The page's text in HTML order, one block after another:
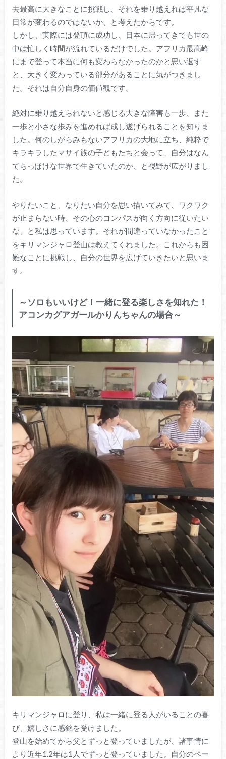
去最高に大きなことに挑戦し、それを乗り越えれば平凡な
日常が変わるのではないか、と考えたからです。
しかし、実際には登頂に成功し、日本に帰ってきても世の
中は忙しく時間が流れているだけでした。アフリカ最高峰
にまで登って本当に何も変わらなかったのかと思い返す
と、大きく変わっている部分があることに気がつきまし
た。それは自分自身の価値観です。
絶対に乗り越えられないと感じる大きな障害も一歩、また
一歩と小さな歩みを進めれば成し遂げられることを知りま
した。何のしがらみもないアフリカの大地に立ち、純粋で
キラキラしたマサイ族の子どもたちと会って、自分はなん
てちっぽけな世界で生きていたのか、と視野が広がりまし
た。
やりたいこと、なりたい自分を思い描いてみて、ワクワク
が止まらない時、その心のコンパスが向く方向に従いたい
な、と私は思っています。それが間違っていなかったこと
をキリマンジャロ登山は教えてくれました。これからも困
難なことに挑戦し、自分の世界を広げていきたいと思いま
す。
～ソロもいいけど！一緒に登る楽しさを知れた！
アコンカグアガールかりんちゃんの場合～
キリマンジャロに登り、私は一緒に登る人がいることの喜
び、嬉しさに感銘を受けました。
登山を始めてから父とずっと登っていましたが、諸事情に
より近年1.2年は1人でずっと登っていました。自分のペー